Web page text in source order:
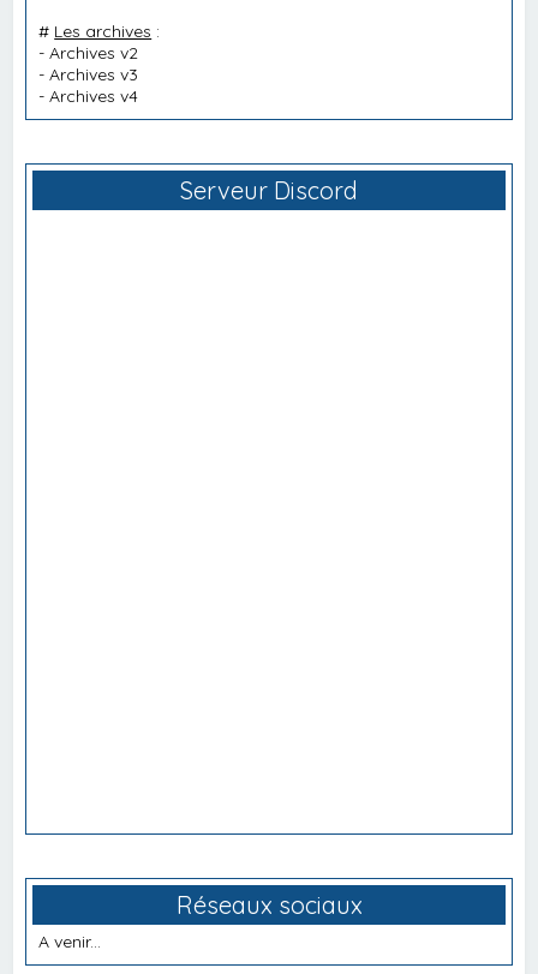
# Les archives :
-Archives v2
-Archives v3
-Archives v4
Serveur Discord
Réseaux sociaux
A venir...